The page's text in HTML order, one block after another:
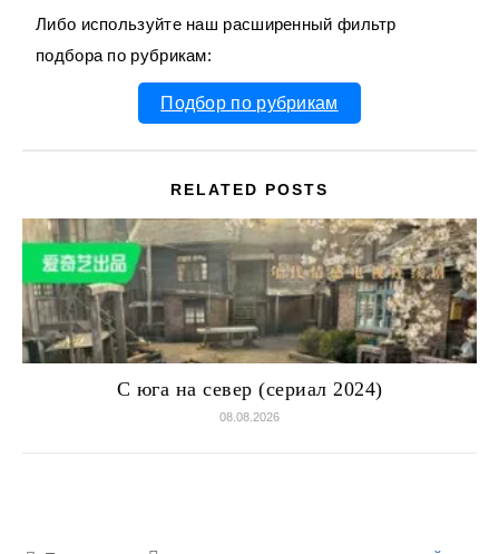
Либо используйте наш расширенный фильтр
подбора по рубрикам:
Подбор по рубрикам
RELATED POSTS
С юга на север (сериал 2024)
08.08.2026